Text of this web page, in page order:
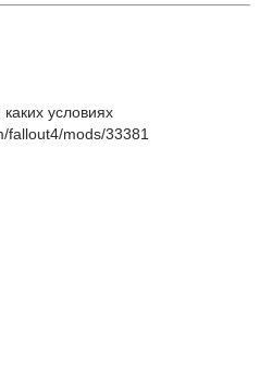
условиях
fallout4/mods/33381